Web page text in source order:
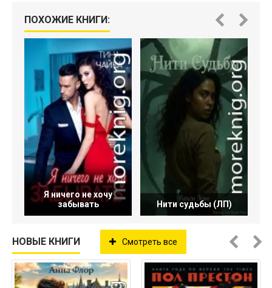
ПОХОЖИЕ КНИГИ:
Я ничего не хочу
забывать
Нити судьбы (ЛП)
НОВЫЕ КНИГИ Смотреть все